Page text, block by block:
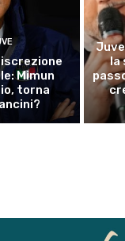
Mimun
torna
la